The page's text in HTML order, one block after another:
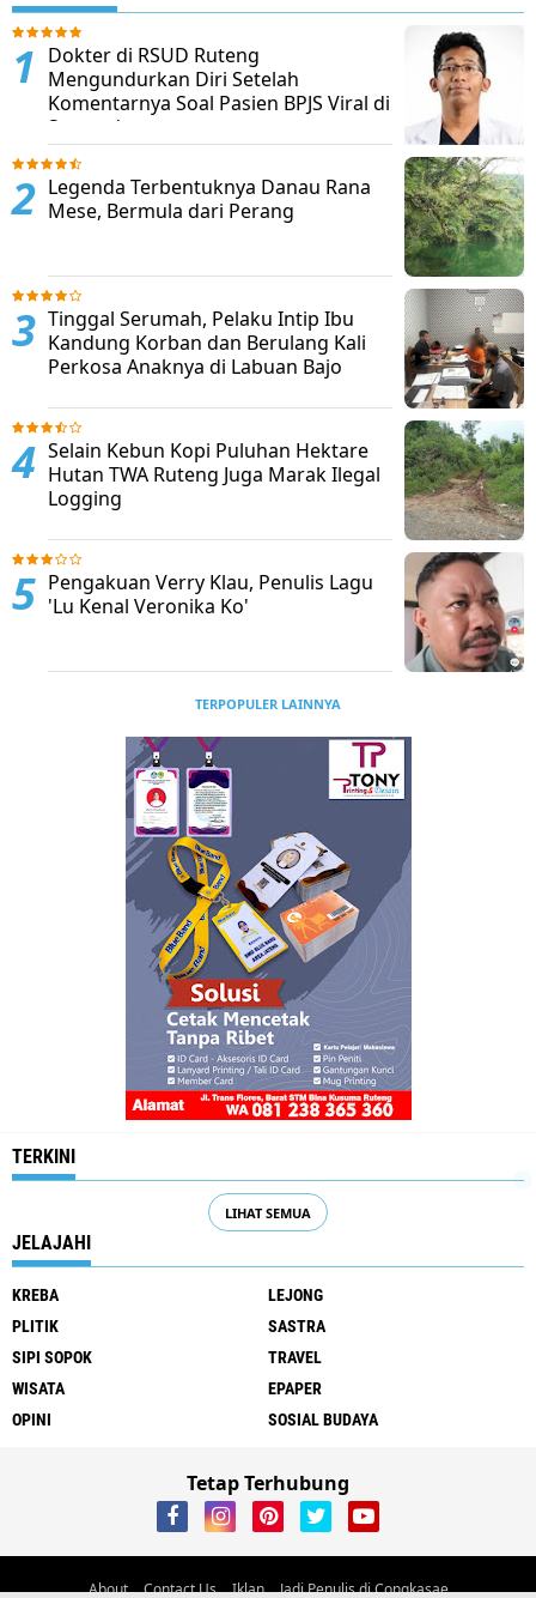
Dokter di RSUD Ruteng
Mengundurkan Diri Setelah
Komentarnya Soal Pasien BPJS Viral di
Sosmed
Legenda Terbentuknya Danau Rana
Mese, Bermula dari Perang
Tinggal Serumah, Pelaku Intip Ibu
Kandung Korban dan Berulang Kali
Perkosa Anaknya di Labuan Bajo
Selain Kebun Kopi Puluhan Hektare
Hutan TWA Ruteng Juga Marak Ilegal
Logging
Pengakuan Verry Klau, Penulis Lagu
'Lu Kenal Veronika Ko'
TERPOPULER LAINNYA
TERKINI
LIHAT SEMUA
JELAJAHI
KREBA
LEJONG
PLITIK
SASTRA
SIPI SOPOK
TRAVEL
WISATA
EPAPER
OPINI
SOSIAL BUDAYA
Tetap Terhubung
About Contact Us Iklan
Jadi Penulis di Congkasae